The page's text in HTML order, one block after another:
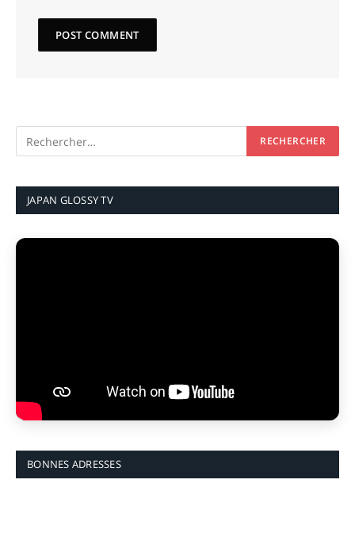
JAPAN GLOSSY TV
BONNES ADRESSES